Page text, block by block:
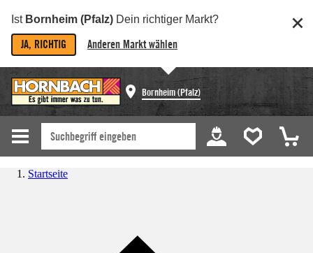
Ist Bornheim (Pfalz) Dein richtiger Markt?
JA, RICHTIG Anderen Markt wählen
Bornheim (Pfalz)
Startseite